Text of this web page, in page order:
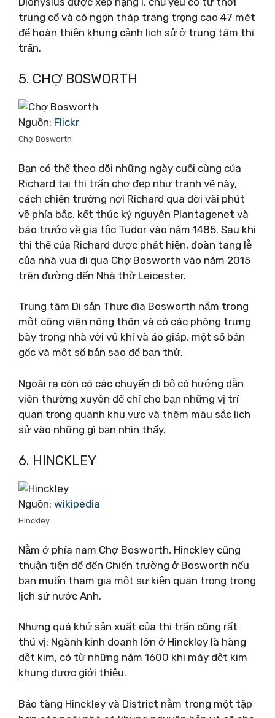
trung cổ và có ngọn tháp trang trọng cao 47 mét
để hoàn thiện khung cảnh lịch sử ở trung tâm thị
trấn.
5. CHỢ BOSWORTH
Nguồn: Flickr
Chợ Bosworth
Bạn có thể theo dõi những ngày cuối cùng của
Richard tại thị trấn chợ đẹp như tranh vẽ này,
cách chiến trường nơi Richard qua đời vài phút
về phía bắc, kết thúc kỷ nguyên Plantagenet và
báo trước về gia tộc Tudor vào năm 1485. Sau khi
thi thể của Richard được phát hiện, đoàn tang lễ
của nhà vua đi qua Chợ Bosworth vào năm 2015
trên đường đến Nhà thờ Leicester.
Trung tâm Di sản Thực địa Bosworth nằm trong
một công viên nông thôn và có các phòng trưng
bày trong nhà với vũ khí và áo giáp, một số bản
gốc và một số bản sao để bạn thử.
Ngoài ra còn có các chuyến đi bộ có hướng dẫn
viên thường xuyên để chỉ cho bạn những vị trí
quan trọng quanh khu vực và thêm màu sắc lịch
sử vào những gì bạn nhìn thấy.
6. HINCKLEY
Nguồn: wikipedia
Hinckley
Nằm ở phía nam Chợ Bosworth, Hinckley cũng
thuận tiện để đến Chiến trường ở Bosworth nếu
bạn muốn tham gia một sự kiện quan trọng trong
lịch sử nước Anh.
Nhưng quá khứ sản xuất của thị trấn cũng rất
thú vị: Ngành kinh doanh lớn ở Hinckley là hàng
dệt kim, có từ những năm 1600 khi máy dệt kim
khung được giới thiệu.
Bảo tàng Hinckley và District nằm trong một tập